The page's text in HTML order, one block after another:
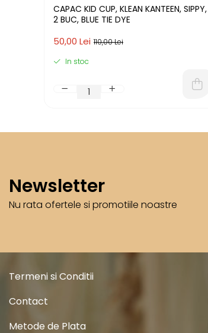
CAPAC KID CUP, KLEAN KANTEEN, SIPPY,
2 BUC, BLUE TIE DYE
110,00 Lei
50,00 Lei
In stoc
Newsletter
Nu rata ofertele si promotiile noastre
Termeni si Conditii
Contact
Metode de Plata